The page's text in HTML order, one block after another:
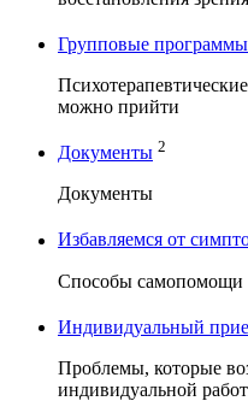
Групповые
можно прийти
Документы 2
Документы
Избавляемся от
Способы самопомощи
Индивидуальный
Проблемы, которые
индивидуальной